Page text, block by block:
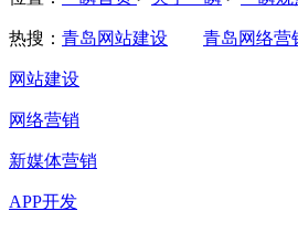
热搜： 青岛网站建设 青岛网络营
网站建设
网络营销
新媒体营销
APP开发